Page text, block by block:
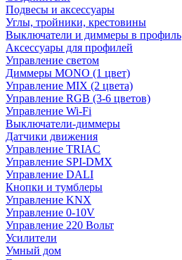
Подвесы и аксессуары
Углы, тройники, крестовины
Выключатели и диммеры в профиль
Аксессуары для профилей
Управление светом
Диммеры MONO (1 цвет)
Управление MIX (2 цвета)
Управление RGB (3-6 цветов)
Управление Wi-Fi
Выключатели-диммеры
Датчики движения
Управление TRIAC
Управление SPI-DMX
Управление DALI
Кнопки и тумблеры
Управление KNX
Управление 0-10V
Управление 220 Вольт
Усилители
Умный дом